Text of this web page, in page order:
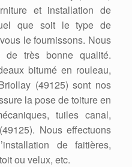
et installation de
que soit le type de
le fournissons. Nous
de très bonne qualité.
bitumé en rouleau,
(49125) sont nos
la pose de toiture en
tuiles canal,
Nous effectuons
de faitières,
ou velux, etc.